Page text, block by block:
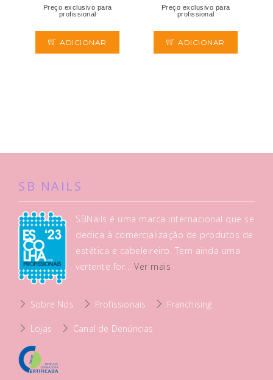
Preço exclusivo para
profissional
ADICIONAR
Preço exclusivo para
profissional
ADICIONAR
SB NAILS
SBNails é uma marca internacional que se
dedica à comercialização de produtos de
estética e cabeleireiro. Tem ainda uma
vertente for...Ver mais
Sobre Nós Profissionais Franchising
Lojas Canal de Denúncias